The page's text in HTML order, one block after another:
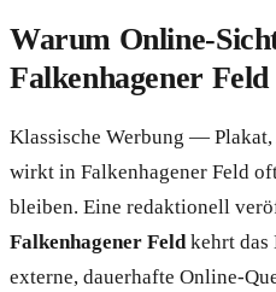
Warum Online-
Falkenhagener
Klassische Werbung —
wirkt in Falkenhagener Feld
bleiben. Eine redaktionell
Falkenhagener Feldkehrt das
externe, dauerhafte Online-